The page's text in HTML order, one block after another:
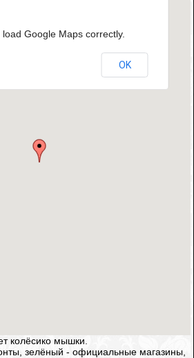
Google Maps correctly.
OK
колёсико мышки.
зелёный - официальные магазины,